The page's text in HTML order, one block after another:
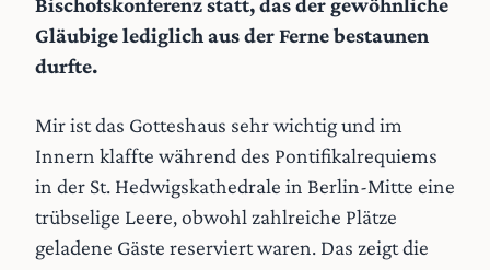
Gläubige lediglich aus der Ferne bestaunen
durfte.
Mir ist das Gotteshaus sehr wichtig und im
Innern klaffte während des Pontifikalrequiems
in der St. Hedwigskathedrale in Berlin-Mitte eine
trübselige Leere, obwohl zahlreiche Plätze
geladene Gäste reserviert waren. Das zeigt die